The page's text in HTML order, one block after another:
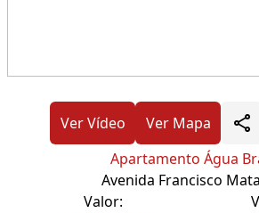
Ver Vídeo
Ver Mapa
Apartamento Água
Avenida Francisco
Valor: